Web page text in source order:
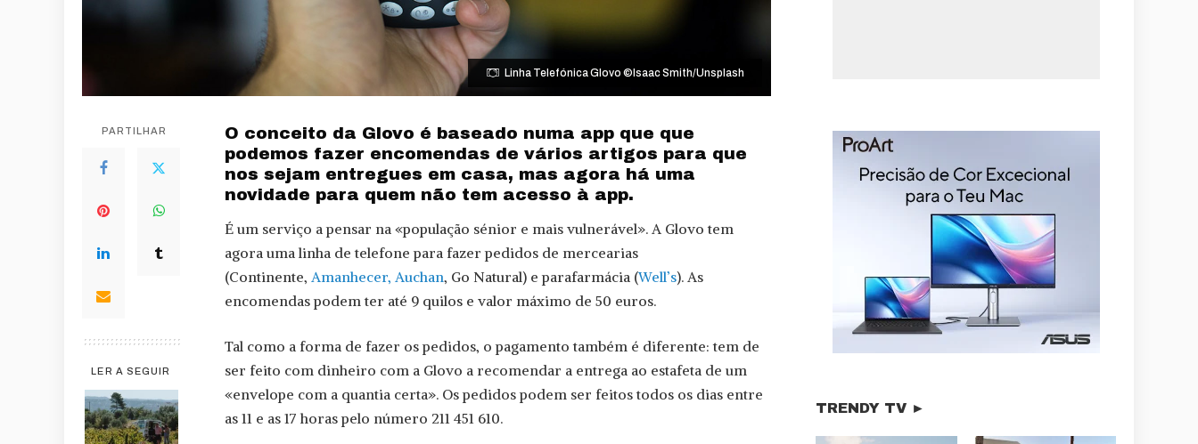
Linha Telefónica Glovo ©Isaac Smith/Unsplash
PARTILHAR
LER A SEGUIR
O conceito da Glovo é baseado numa app que que
podemos fazer encomendas de vários artigos para que
nos sejam entregues em casa, mas agora há uma
novidade para quem não tem acesso à app.
É um serviço a pensar na «população sénior e mais vulnerável». A Glovo tem
agora uma linha de telefone para fazer pedidos de mercearias
(Continente, Amanhecer, Auchan, Go Natural) e parafarmácia (Well’s). As
encomendas podem ter até 9 quilos e valor máximo de 50 euros.
Tal como a forma de fazer os pedidos, o pagamento também é diferente: tem de
ser feito com dinheiro com a Glovo a recomendar a entrega ao estafeta de um
«envelope com a quantia certa». Os pedidos podem ser feitos todos os dias entre
as 11 e as 17 horas pelo número 211 451 610.
TRENDY TV ►